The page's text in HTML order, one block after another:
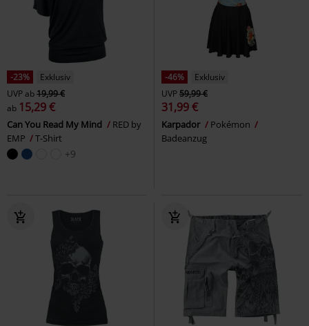
-23%
Exklusiv
UVPab19,99 €
ab 15,29 €
Can You Read My Mind
RED by
EMP
T-Shirt
+9
-46%
Exklusiv
UVP59,99 €
31,99 €
Karpador
Pokémon
Badeanzug